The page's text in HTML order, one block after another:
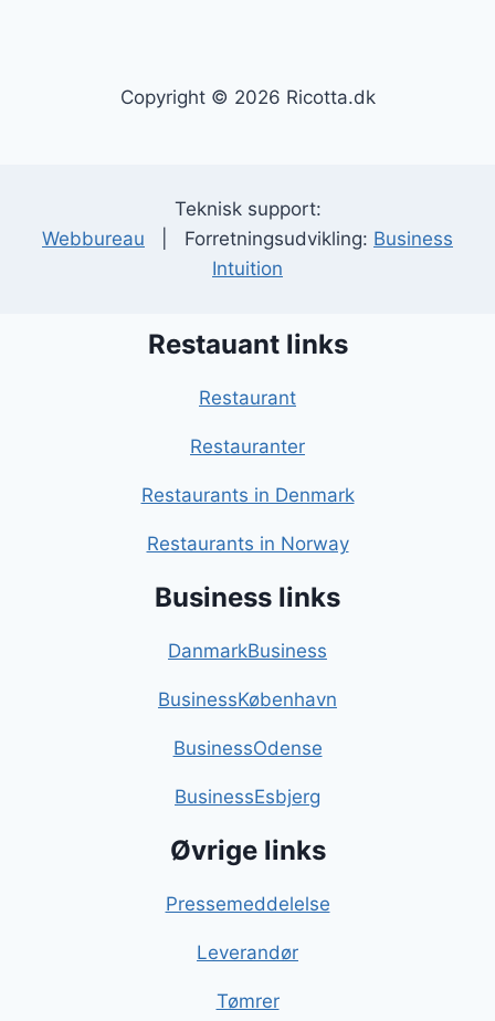
Copyright © 2026 Ricotta.dk
Teknisk support:
Webbureau | Forretningsudvikling: Business
Intuition
Restauant links
Restaurant
Restauranter
Restaurants in Denmark
Restaurants in Norway
Business links
DanmarkBusiness
BusinessKøbenhavn
BusinessOdense
BusinessEsbjerg
Øvrige links
Pressemeddelelse
Leverandør
Tømrer